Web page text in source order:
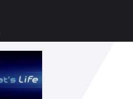
ήδη φλέγετ